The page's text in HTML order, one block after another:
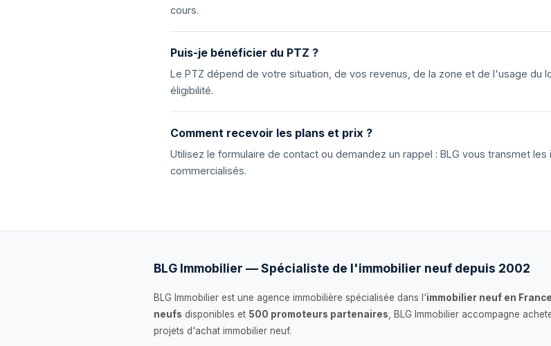
cours.
Puis-je bénéficier du PTZ ?
Le PTZ dépend de votre situation, de vos revenus, de la zone et de l'usage du
éligibilité.
Comment recevoir les plans et prix ?
Utilisez le formulaire de contact ou demandez un rappel : BLG vous transmet
commercialisés.
BLG Immobilier — Spécialiste de l'immobilier neuf depuis 2002
BLG Immobilier est une agence immobilière spécialisée dans l'immobilier neuf en France
neufs disponibles et 500 promoteurs partenaires , BLG Immobilier accompagne
projets d'achat immobilier neuf.